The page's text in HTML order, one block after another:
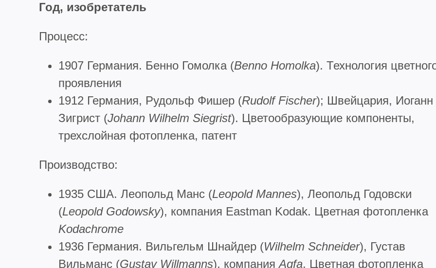
Год, изобретатель
Процесс:
1907 Германия. Бенно Гомолка (Benno Homolka). Технология
проявления
1912 Германия, Рудольф Фишер (Rudolf Fischer); Швейцария, Иоганн
Зигрист (Johann Wilhelm Siegrist). Цветообразующие компоненты,
трехслойная фотопленка, патент
Производство:
1935 США. Леопольд Манс (Leopold Mannes), Леопольд Годовски
(Leopold Godowsky), компания Eastman Kodak. Цветная фотопленка
Kodachrome
1936 Германия. Вильгельм Шнайдер (Wilhelm Schneider), Густав
Вильманс (Gustav Willmanns), компанияAgfa. Цветная фотопленка